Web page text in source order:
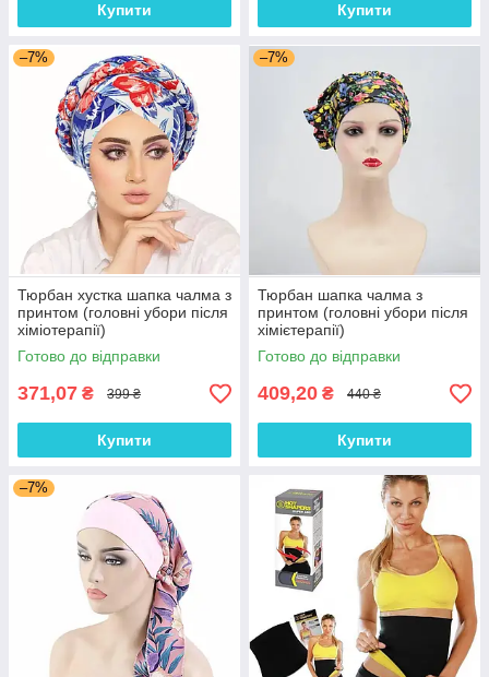
Купити Купити
–7%
Тюрбан хустка шапка чалма з
принтом (головні убори після
хіміотерапії)
Готово до відправки
371,07 ₴ 399 ₴
Купити
–7%
Тюрбан шапка чалма з
принтом (головні убори після
хімієтерапії)
Готово до відправки
409,20 ₴ 440 ₴
Купити
–7%